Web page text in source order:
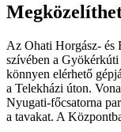
Az Ohati Horgász- és
szívében a
könnyen elérhető
a Telekházi úton.
Nyugati-főcsatorna
a tavakat. A